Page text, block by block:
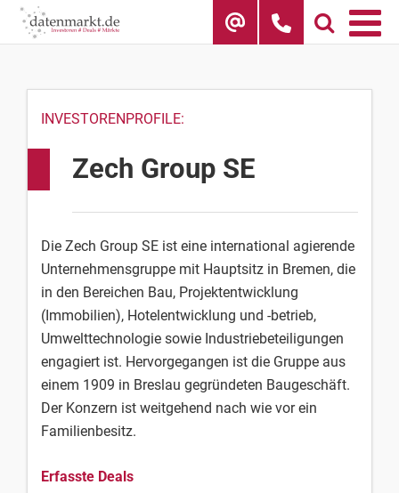
Skip
INVESTORENPROFILE:
Zech Group SE
Die Zech Group SE ist eine international agierende
Unternehmensgruppe mit Hauptsitz in Bremen, die
in den Bereichen Bau, Projektentwicklung
(Immobilien), Hotelentwicklung und -betrieb,
Umwelttechnologie sowie Industriebeteiligungen
engagiert ist. Hervorgegangen ist die Gruppe aus
einem 1909 in Breslau gegründeten Baugeschäft.
Der Konzern ist weitgehend nach wie vor ein
Familienbesitz.
Erfasste Deals